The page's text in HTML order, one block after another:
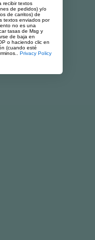
recibir textos
de pedidos) y/o
de carritos) de
textos enviados por
no es una
tasas de Msg y
de baja en
o haciendo clic en
(cuando esté
Privacy Policy